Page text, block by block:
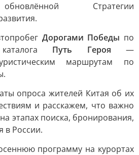
Стратегии
Дорогами Победы по
Путь Героя —
маршрутам по
опроса жителей Китая об их
и расскажем, что важно
этапах поиска, бронирования,
в России.
программу на курортах